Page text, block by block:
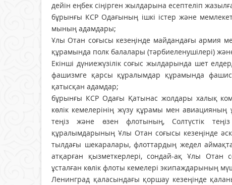
дейiн еңбек сіңірген жыл­дарына есептеліп
бұрынғы КСР Одағының iшкi iстер және
мының адамдары;
Ұлы Отан соғысы кезеңінде майдандағы армия
құрамында полк балалары (тәрбиеленушiлерi)
Екiншi дүниежүзiлiк соғыс жылдарында шет
фашизмге қарсы құралымдар құрамында
қатысқан адамдар;
бұрынғы КСР Одағы Қатынас жолдары халық
көлiк кеме­лерiнiң жүзу құрамы мен авиацияның
теңiз және өзен флотының, Солтүстiк
құралымдарының Ұлы Отан соғысы кезеңінде
тыл­дағы шекаралары, флоттардың жедел
атқарған қызметкерлерi, сондай-ақ Ұлы Отан
ұсталған көлiк флоты кеме­лерi экипаждарының
Ленинград қаласындағы қоршау кезеңінде